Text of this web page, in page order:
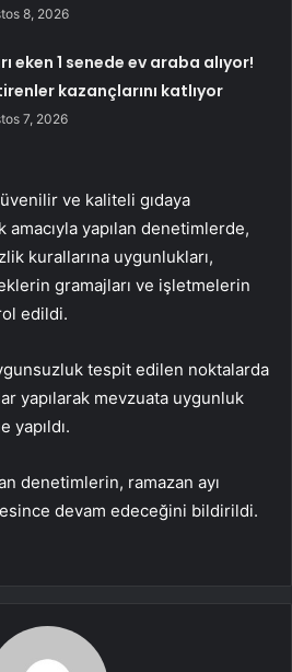
8, 2026
eken 1 senede ev araba alıyor!
kazançlarını katlıyor
7, 2026
ve kaliteli gıdaya
yapılan denetimlerde,
kurallarına uygunlukları,
gramajları ve işletmelerin
edildi.
tespit edilen noktalarda
yapılarak mevzuata uygunluk
yapıldı.
denetimlerin, ramazan ayı
devam edeceğini bildirildi.